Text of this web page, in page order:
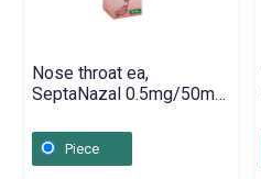
Nose throat ea,
SeptaNazal 0.5mg/50mg
Սլովենիա
Piece